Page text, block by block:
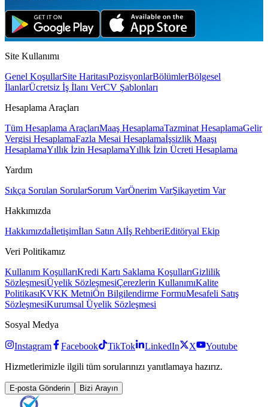
Site Kullanımı
Genel KoşullarSite HaritasıPozisyonlarBölümlerBölgesel
İlanlarÜcretsiz İş İlanı VerCV Şablonları
Hesaplama Araçları
Tüm Hesaplama AraçlarıMaaş HesaplamaTazminat HesaplamaGelir
Vergisi HesaplamaFazla Mesai Hesaplamaİşsizlik Maaşı
HesaplamaYıllık İzin HesaplamaYıllık İzin Ücreti Hesaplama
Yardım
Sıkça Sorulan SorularSorum VarÖnerim VarŞikayetim Var
Hakkımızda
Hakkımızdaİletişimİlan Satın Alİş RehberiEditöryal Ekip
Veri Politikamız
Kullanım KoşullarıKredi Kartı Saklama KoşullarıGizlilik
SözleşmesiÜyelik SözleşmesiÇerezlerin KullanımıKalite
PolitikasıKVKK MetniÖn Bilgilendirme FormuMesafeli Satış
SözleşmesiKurumsal Üyelik Sözleşmesi
Sosyal Medya
Instagram Facebook TikTok LinkedIn X
Youtube
Hizmetlerimizle ilgili tüm sorularınızı yanıtlamaya hazırız.
E-posta Gönderin Bizi Arayın